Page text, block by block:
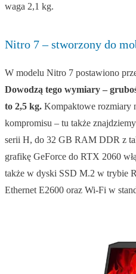
waga 2,1 kg.
Nitro 7 – stworzony do
W modelu Nitro 7 postawiono
Dowodzą tego wymiary –
to 2,5 kg. Kompaktowe rozmiary
kompromisu – tu także
serii H, do 32 GB RAM DDR z
grafikę GeForce do RTX 2060
także w dyski SSD M.2 w trybie
Ethernet E2600 oraz Wi-Fi w